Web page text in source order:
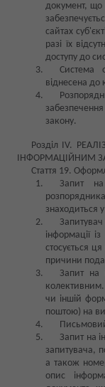
документ, що
сайтах
разі їх
доступу до
Система
віднесена до
закону.
Розділ IV.
ІНФОРМАЦІЙНИМ
Стаття 19.
Запит
знаходиться
інформації
стосується
причини
Запит на
чи іншій
поштою) на
Запит на
запитувача,
а також
опис